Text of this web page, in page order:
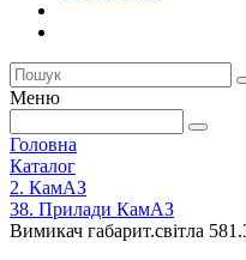
Меню
Головна
Каталог
2. КамАЗ
38. Прилади КамАЗ
Вимикач габарит.світла